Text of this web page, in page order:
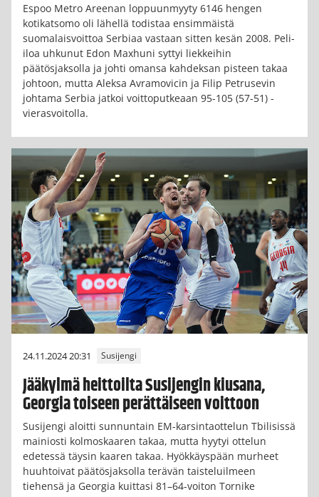
Espoo Metro Areenan loppuunmyyty 6146 hengen
kotikatsomo oli lähellä todistaa ensimmäistä
suomalaisvoittoa Serbiaa vastaan sitten kesän 2008. Peli-
iloa uhkunut Edon Maxhuni syttyi liekkeihin
päätösjaksolla ja johti omansa kahdeksan pisteen takaa
johtoon, mutta Aleksa Avramovicin ja Filip Petrusevin
johtama Serbia jatkoi voittoputkeaan 95-105 (57-51) -
vierasvoitolla.
24.11.2024 20:31 Susijengi
Jääkylmä heittoilta Susijengin kiusana,
Georgia toiseen perättäiseen voittoon
Susijengi aloitti sunnuntain EM-karsintaottelun Tbilisissä
mainiosti kolmoskaaren takaa, mutta hyytyi ottelun
edetessä täysin kaaren takaa. Hyökkäyspään murheet
huuhtoivat päätösjaksolla terävän taisteluilmeen
tiehensä ja Georgia kuittasi 81–64-voiton Tornike